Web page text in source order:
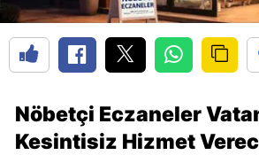
Nöbetçi Eczaneler
Kesintisiz Hizmet